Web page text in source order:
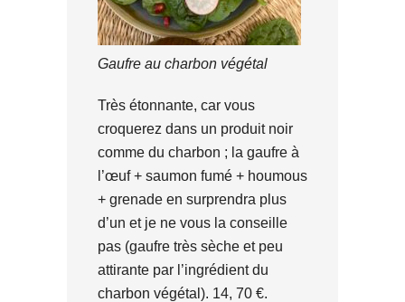
Gaufre au charbon végétal
Très étonnante, car vous
croquerez dans un produit noir
comme du charbon ; la gaufre à
l’œuf + saumon fumé + houmous
+ grenade en surprendra plus
d’un et je ne vous la conseille
pas (gaufre très sèche et peu
attirante par l’ingrédient du
charbon végétal). 14, 70 €.